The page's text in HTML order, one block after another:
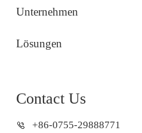
Unternehmen
Lösungen
Contact Us
+86-0755-29888771